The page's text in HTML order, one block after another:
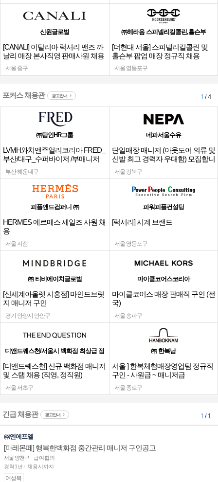
신원글로벌
[CANALI] 이탈리아 럭셔리 맨즈 까
날리 매장 본사직영 판매사원 채용
서울 중구
㈜헤라음 스피넬리킬콜린,홀슨부
[더현대 서울] 스피넬리킬콜린 및
홀슨부 팝업 매장 정규직 채용
서울 영등포구
포커스 채용관 광고안내 1/ 4
㈜탐인HR그룹
LVMH와치앤주얼리코리아 FRED_
부산/대구_수퍼바이저 /부매니저
채용
부산 해운대구
네파서울수유
단일매장 매니저 (아웃도어 의류 및
신발 최고 경력자 우대함) 모집합니
다.
서울 강북구
피플앤드컴퍼니 ㈜
HERMES 에르메스 세일즈 사원 채
용
서울 지점
파워피플컨설팅
[럭셔리] 시계 브랜드
서울 영등포구
㈜ 티비에이치글로벌
[신세계아울렛 시흥점] 마인드브릿
지 매니저 구인
경기 안양시 만안구
마이클코어스코리아
마이클코어스 매장 판매직 구인 (전
국)
서울 송파구
디앤드퀘스천/서울시 백화점 최상급 점
[디앤드퀘스천] 신규 백화점 매니저
및 스탭 채용 (직영, 정직원)
서울 서초구
㈜ 한복남
서울 ] 한복체험매장영업팀 정규직
구인 - 사원급 ~ 매니저급
서울 종로구
긴급 채용관 광고안내 1/ 1
㈜엔에프엘
[마레몬떼] 행복한백화점 중간관리 매니저 구인공고
서울 양천구
급여협의
경력1년↑ 채용시까지
여성복